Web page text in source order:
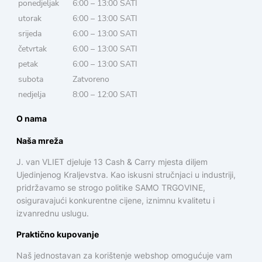
ponedjeljak
6:00 – 13:00 SATI
utorak
6:00 – 13:00 SATI
srijeda
6:00 – 13:00 SATI
četvrtak
6:00 – 13:00 SATI
petak
6:00 – 13:00 SATI
subota
Zatvoreno
nedjelja
8:00 – 12:00 SATI
O nama
Naša mreža
J. van VLIET djeluje 13 Cash & Carry mjesta diljem
Ujedinjenog Kraljevstva. Kao iskusni stručnjaci u industriji,
pridržavamo se strogo politike SAMO TRGOVINE,
osiguravajući konkurentne cijene, iznimnu kvalitetu i
izvanrednu uslugu.
Praktično kupovanje
Naš jednostavan za korištenje webshop omogućuje vam